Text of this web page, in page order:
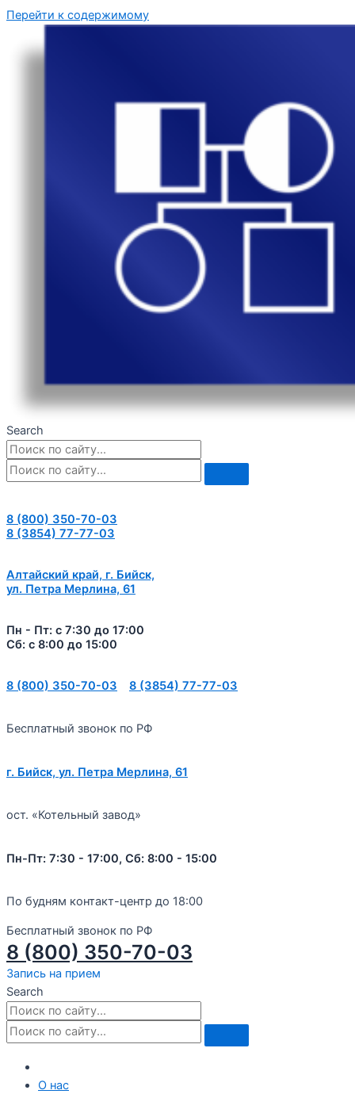
Перейти к содержимому
Search
8 (800) 350-70-03
8 (3854) 77-77-03
Алтайский край, г. Бийск,
ул. Петра Мерлина, 61
Пн - Пт: с 7:30 до 17:00
Сб: с 8:00 до 15:00
8 (800) 350-70-03 8 (3854) 77-77-03
Бесплатный звонок по РФ
г. Бийск, ул. Петра Мерлина, 61
ост. «Котельный завод»
Пн-Пт: 7:30 - 17:00, Сб: 8:00 - 15:00
По будням контакт-центр до 18:00
Бесплатный звонок по РФ
8 (800) 350-70-03
Запись на прием
Search
О нас